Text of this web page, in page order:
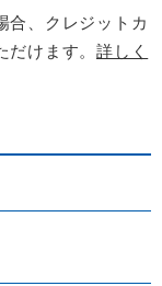
合、クレジットカ
けます。 詳しく